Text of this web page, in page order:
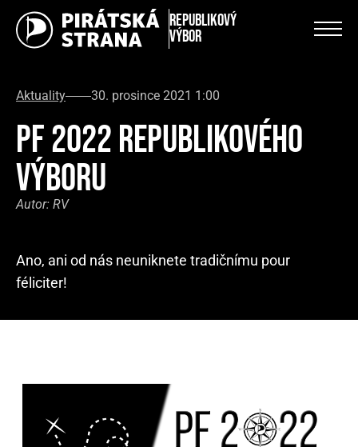
Republikový
výbor
Aktuality 30. prosince 2021 1:00
PF 2022 REPUBLIKOVÉHO
VÝBORU
Autor: RV
Ano, ani od nás neuniknete tradičnímu pour
féliciter!